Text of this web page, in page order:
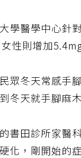
學醫學中心針
性則增加
眾冬天常感手
冬天就手腳麻
書田診所家醫
化，剛開始的